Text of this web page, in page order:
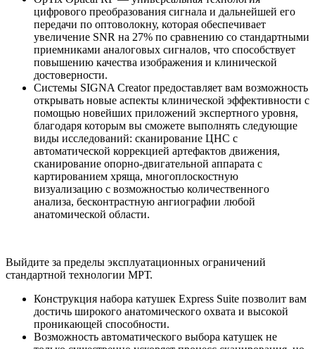
цифрового преобразования сигнала и дальнейшей его
передачи по оптоволокну, которая обеспечивает
увеличение SNR на 27% по сравнению со стандартными
приемниками аналоговых сигналов, что способствует
повышению качества изображения и клинической
достоверности.
Системы SIGNA Creator предоставляет вам возможность
открывать новые аспекты клинической эффективности с
помощью новейших приложений экспертного уровня,
благодаря которым вы сможете выполнять следующие
виды исследований: сканирование ЦНС с
автоматической коррекцией артефактов движения,
сканирование опорно-двигательной аппарата с
картированием хряща, многоплоскостную
визуализацию с возможностью количественного
анализа, бесконтрастную ангиографии любой
анатомической области.
Выйдите за пределы эксплуатационных ограничений
стандартной технологии МРТ.
Конструкция набора катушек Express Suite позволит вам
достичь широкого анатомического охвата и высокой
проникающей способности.
Возможность автоматического выбора катушек не